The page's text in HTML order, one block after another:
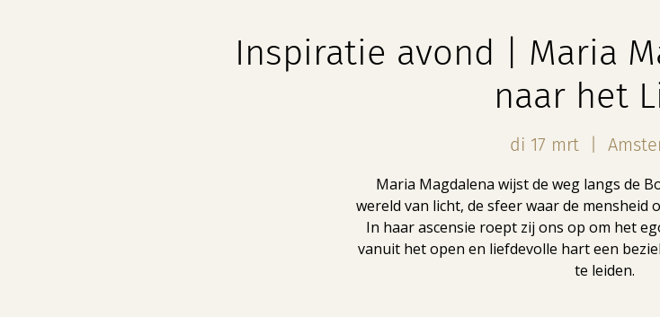
Inspiratie avond | Maria
naar het
di 17 mrt
  |
Maria Magdalena wijst de weg langs de
wereld van licht, de sfeer waar de
In haar ascensie roept zij ons op om het
vanuit het open en liefdevolle hart een
te leiden.